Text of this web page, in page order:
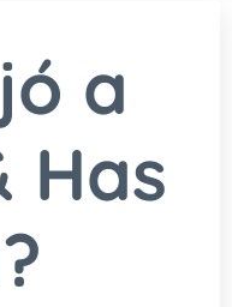
a
Has